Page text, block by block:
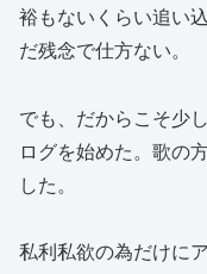
裕もないくらい追い
だ残念で仕方ない。
でも、だからこそ少
ログを始めた。歌の
した。
私利私欲の為だけに